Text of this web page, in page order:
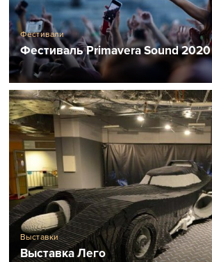
Фестивали
Фестиваль Primavera Sound 2020
Выставки
Выставка Лего